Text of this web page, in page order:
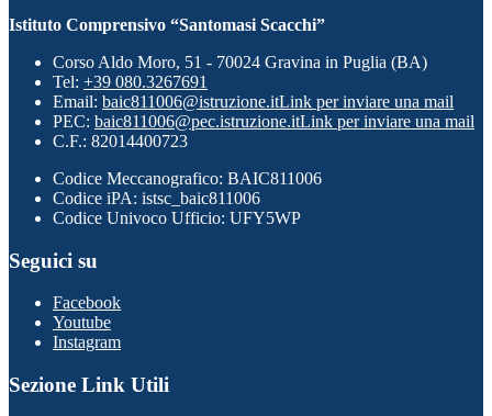
Istituto Comprensivo “Santomasi Scacchi”
Corso Aldo Moro, 51 - 70024 Gravina in Puglia (BA)
Tel: +39 080.3267691
Email: baic811006@istruzione.itLink per inviare una mail
PEC: baic811006@pec.istruzione.itLink per inviare una mail
C.F.: 82014400723
Codice Meccanografico: BAIC811006
Codice iPA: istsc_baic811006
Codice Univoco Ufficio: UFY5WP
Seguici su
Facebook
Youtube
Instagram
Sezione Link Utili